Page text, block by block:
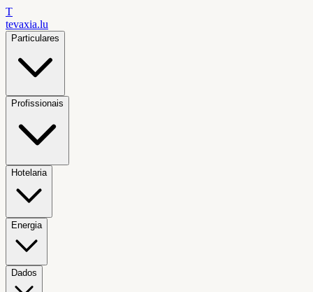
T
tevaxia.lu
Particulares
Profissionais
Hotelaria
Energia
Dados